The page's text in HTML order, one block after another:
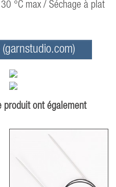
°C max / Séchage à plat
produit ont également